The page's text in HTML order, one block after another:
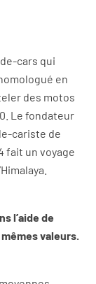
cars qui
en
des motos
Le fondateur
cariste de
fait un voyage
l’aide de
valeurs.